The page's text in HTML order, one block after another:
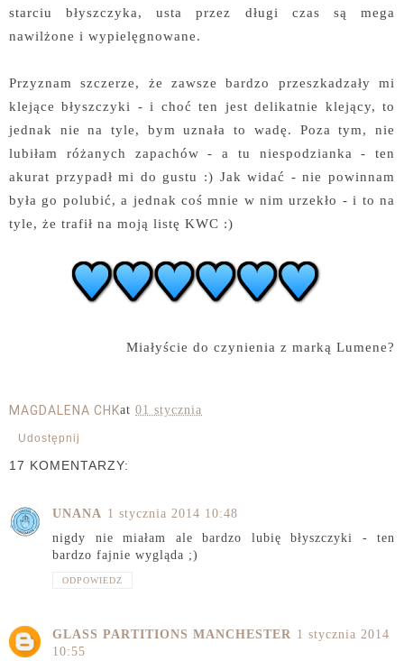
starciu błyszczyka, usta przez długi czas są mega
nawilżone i wypielęgnowane.
Przyznam szczerze, że zawsze bardzo przeszkadzały mi
klejące błyszczyki - i choć ten jest delikatnie klejący, to
jednak nie na tyle, bym uznała to wadę. Poza tym, nie
lubiłam różanych zapachów - a tu niespodzianka - ten
akurat przypadł mi do gustu :) Jak widać - nie powinnam
była go polubić, a jednak coś mnie w nim urzekło - i to na
tyle, że trafił na moją listę KWC :)
Miałyście do czynienia z marką Lumene?
MAGDALENA CHKat 01 stycznia
Udostępnij
17 KOMENTARZY:
UNANA 1 stycznia 2014 10:48
nigdy nie miałam ale bardzo lubię błyszczyki - ten
bardzo fajnie wygląda ;)
ODPOWIEDZ
GLASS PARTITIONS MANCHESTER 1 stycznia 2014
10:55